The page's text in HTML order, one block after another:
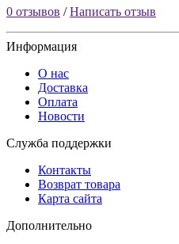
0 отзывов /Написать отзыв
Информация
О нас
Доставка
Оплата
Новости
Служба поддержки
Контакты
Возврат товара
Карта сайта
Дополнительно